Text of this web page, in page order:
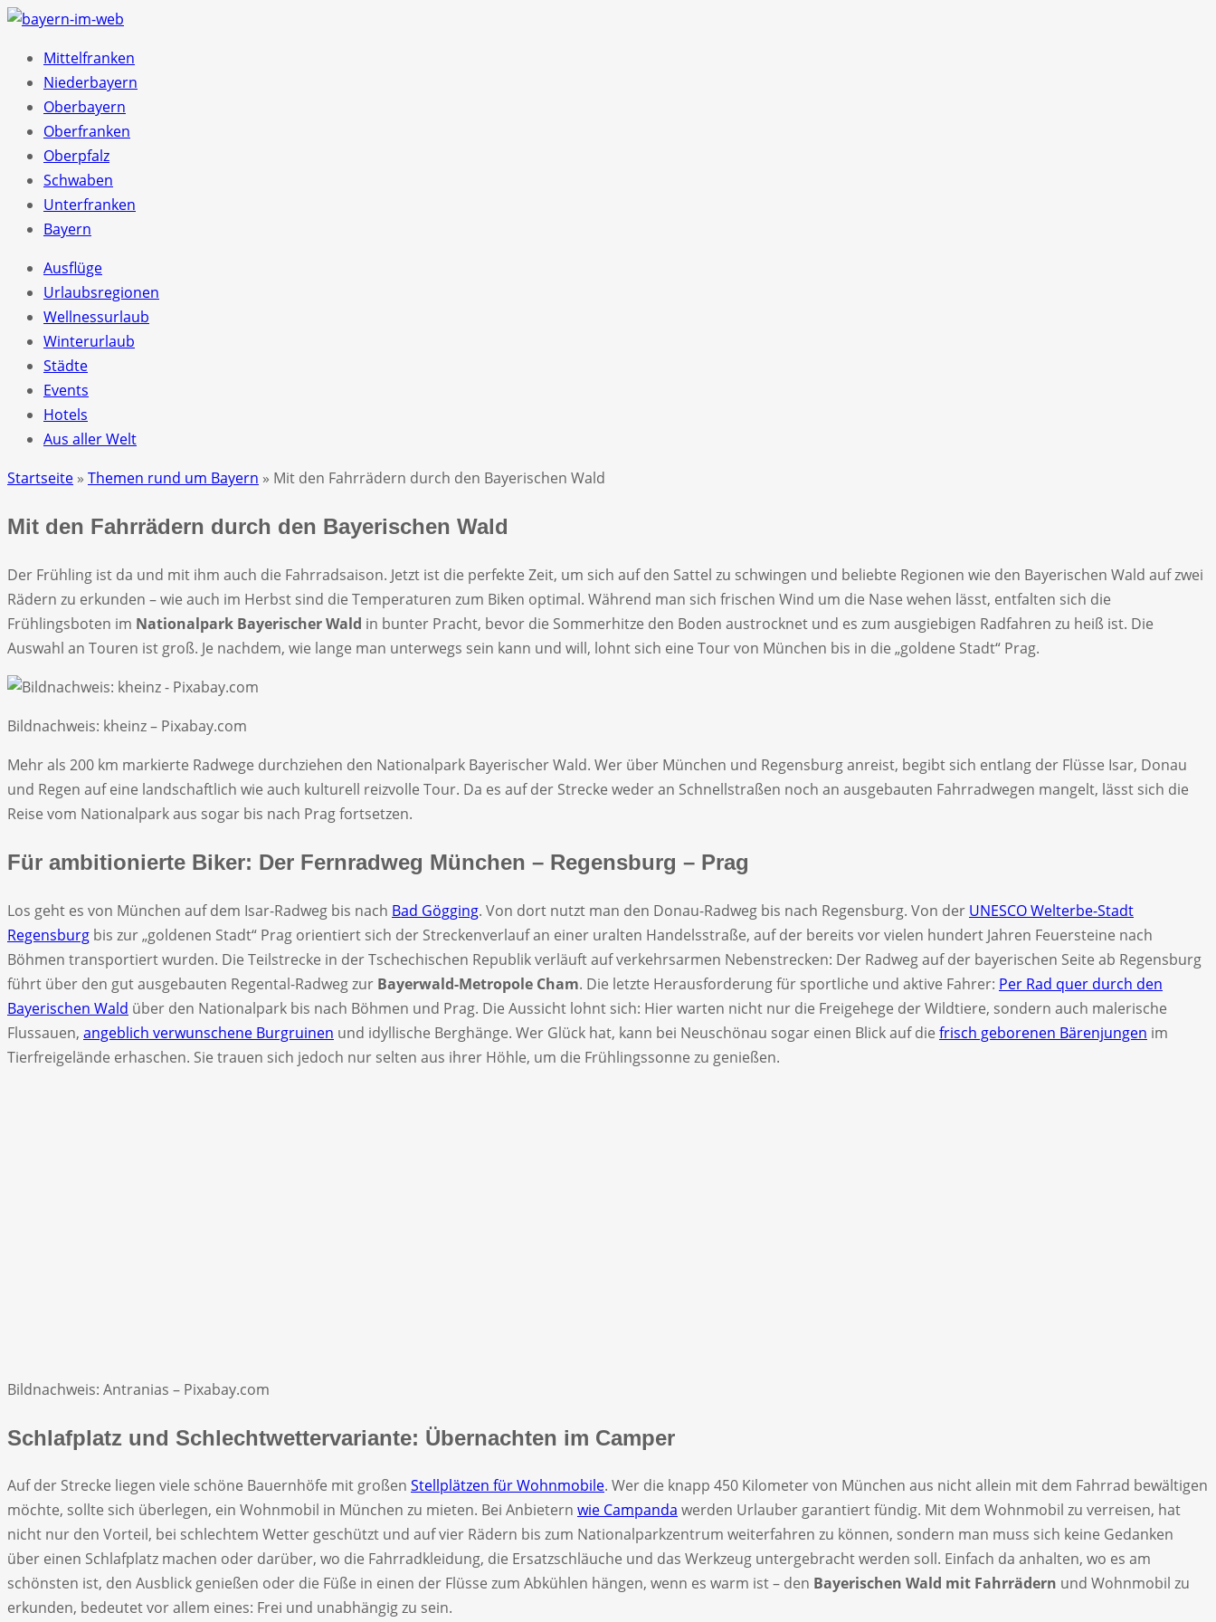
Mittelfranken
Niederbayern
Oberbayern
Oberfranken
Oberpfalz
Schwaben
Unterfranken
Bayern
Ausflüge
Urlaubsregionen
Wellnessurlaub
Winterurlaub
Städte
Events
Hotels
Aus aller Welt
Startseite » Themen rund um Bayern » Mit den Fahrrädern durch den Bayerischen Wald
Mit den Fahrrädern durch den Bayerischen Wald
Der Frühling ist da und mit ihm auch die Fahrradsaison. Jetzt ist die perfekte Zeit, um sich auf den Sattel zu schwingen und beliebte Regionen wie den Bayerischen Wald auf zwei
Rädern zu erkunden – wie auch im Herbst sind die Temperaturen zum Biken optimal. Während man sich frischen Wind um die Nase wehen lässt, entfalten sich die
Frühlingsboten im Nationalpark Bayerischer Wald in bunter Pracht, bevor die Sommerhitze den Boden austrocknet und es zum ausgiebigen Radfahren zu heiß ist. Die
Auswahl an Touren ist groß. Je nachdem, wie lange man unterwegs sein kann und will, lohnt sich eine Tour von München bis in die „goldene Stadt“ Prag.
Bildnachweis: kheinz – Pixabay.com
Mehr als 200 km markierte Radwege durchziehen den Nationalpark Bayerischer Wald. Wer über München und Regensburg anreist, begibt sich entlang der Flüsse Isar, Donau
und Regen auf eine landschaftlich wie auch kulturell reizvolle Tour. Da es auf der Strecke weder an Schnellstraßen noch an ausgebauten Fahrradwegen mangelt, lässt sich die
Reise vom Nationalpark aus sogar bis nach Prag fortsetzen.
Für ambitionierte Biker: Der Fernradweg München – Regensburg – Prag
Los geht es von München auf dem Isar-Radweg bis nach Bad Gögging. Von dort nutzt man den Donau-Radweg bis nach Regensburg. Von der UNESCO Welterbe-Stadt
Regensburg bis zur „goldenen Stadt“ Prag orientiert sich der Streckenverlauf an einer uralten Handelsstraße, auf der bereits vor vielen hundert Jahren Feuersteine nach
Böhmen transportiert wurden. Die Teilstrecke in der Tschechischen Republik verläuft auf verkehrsarmen Nebenstrecken: Der Radweg auf der bayerischen Seite ab Regensburg
führt über den gut ausgebauten Regental-Radweg zur Bayerwald-Metropole Cham. Die letzte Herausforderung für sportliche und aktive Fahrer: Per Rad quer durch den
Bayerischen Wald über den Nationalpark bis nach Böhmen und Prag. Die Aussicht lohnt sich: Hier warten nicht nur die Freigehege der Wildtiere, sondern auch malerische
Flussauen, angeblich verwunschene Burgruinen und idyllische Berghänge. Wer Glück hat, kann bei Neuschönau sogar einen Blick auf die frisch geborenen Bärenjungen im
Tierfreigelände erhaschen. Sie trauen sich jedoch nur selten aus ihrer Höhle, um die Frühlingssonne zu genießen.
Bildnachweis: Antranias – Pixabay.com
Schlafplatz und Schlechtwettervariante: Übernachten im Camper
Auf der Strecke liegen viele schöne Bauernhöfe mit großen Stellplätzen für Wohnmobile. Wer die knapp 450 Kilometer von München aus nicht allein mit dem Fahrrad bewältigen
möchte, sollte sich überlegen, ein Wohnmobil in München zu mieten. Bei Anbietern wie Campanda werden Urlauber garantiert fündig. Mit dem Wohnmobil zu verreisen, hat
nicht nur den Vorteil, bei schlechtem Wetter geschützt und auf vier Rädern bis zum Nationalparkzentrum weiterfahren zu können, sondern man muss sich keine Gedanken
über einen Schlafplatz machen oder darüber, wo die Fahrradkleidung, die Ersatzschläuche und das Werkzeug untergebracht werden soll. Einfach da anhalten, wo es am
schönsten ist, den Ausblick genießen oder die Füße in einen der Flüsse zum Abkühlen hängen, wenn es warm ist – den Bayerischen Wald mit Fahrrädern und Wohnmobil zu
erkunden, bedeutet vor allem eines: Frei und unabhängig zu sein.